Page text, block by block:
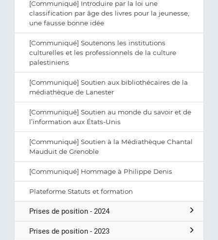
[Communiqué] Introduire par la loi une
classification par âge des livres pour la jeunesse,
une fausse bonne idée
[Communiqué] Soutenons les institutions
culturelles et les professionnels de la culture
palestiniens
[Communiqué] Soutien aux bibliothécaires de la
médiathèque de Lanester
[Communiqué] Soutien au monde du savoir et de
l’information aux États-Unis
[Communiqué] Soutien à la Médiathèque Chantal
Mauduit de Grenoble
[Communiqué] Hommage à Philippe Denis
Plateforme Statuts et formation
Prises de position - 2024
Prises de position - 2023